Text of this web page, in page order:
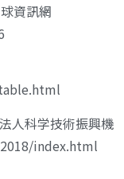
資訊網
人科学技術振興機
index.html